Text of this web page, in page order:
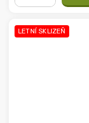
LETNÍ SKLIZEŇ